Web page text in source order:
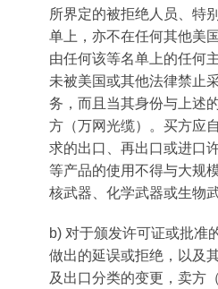
所界定的被拒绝人员、特
单上，亦不在任何其他美
由任何该等名单上的任何
未被美国或其他法律禁止
务，而且当其身份与上述
方（万网光缆）。买方应
求的出口、再出口或进口
等产品的使用不得与大规
核武器、化学武器或生物
b) 对于颁发许可证或批准
做出的延误或拒绝，以及
及出口分类的变更，卖方